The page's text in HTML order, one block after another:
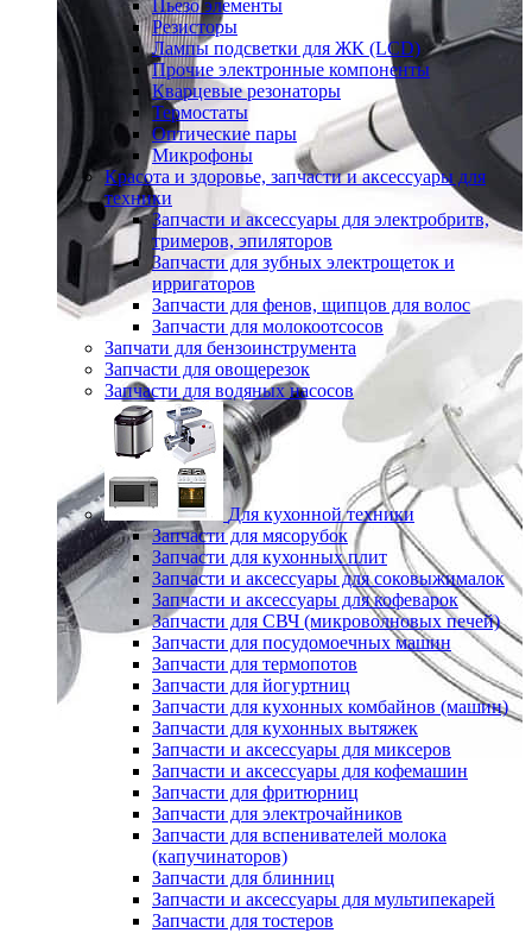
Пьезо элементы
Резисторы
Лампы подсветки для ЖК (LCD)
Прочие электронные компоненты
Кварцевые резонаторы
Термостаты
Оптические пары
Микрофоны
Красота и здоровье, запчасти и аксессуары для
техники
Запчасти и аксессуары для электробритв,
тримеров, эпиляторов
Запчасти для зубных электрощеток и
ирригаторов
Запчасти для фенов, щипцов для волос
Запчасти для молокоотсосов
Запчати для бензоинструмента
Запчасти для овощерезок
Запчасти для водяных насосов
Для кухонной техники
Запчасти для мясорубок
Запчасти для кухонных плит
Запчасти и аксессуары для соковыжималок
Запчасти и аксессуары для кофеварок
Запчасти для СВЧ (микроволновых печей)
Запчасти для посудомоечных машин
Запчасти для термопотов
Запчасти для йогуртниц
Запчасти для кухонных комбайнов (машин)
Запчасти для кухонных вытяжек
Запчасти и аксессуары для миксеров
Запчасти и аксессуары для кофемашин
Запчасти для фритюрниц
Запчасти для электрочайников
Запчасти для вспенивателей молока
(капучинаторов)
Запчасти для блинниц
Запчасти и аксессуары для мультипекарей
Запчасти для тостеров